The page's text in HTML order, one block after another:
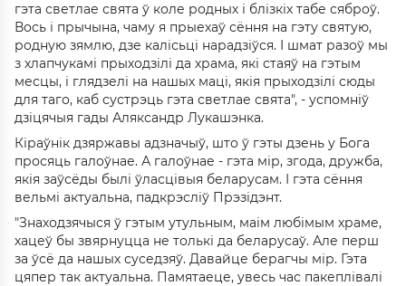
гэта светлае свята ў коле родных і блізкіх табе сяброў.
Вось і прычына, чаму я прыехаў сёння на гэту святую,
родную зямлю, дзе калісьці нарадзіўся. І шмат разоў мы
з хлапчукамі прыходзілі да храма, які стаяў на гэтым
месцы, і глядзелі на нашых маці, якія прыходзілі сюды
для таго, каб сустрэць гэта светлае свята", - успомніў
дзіцячыя гады Аляксандр Лукашэнка.
Кіраўнік дзяржавы адзначыў, што ў гэты дзень у Бога
просяць галоўнае. А галоўнае - гэта мір, згода, дружба,
якія заўсёды былі ўласцівыя беларусам. І гэта сёння
вельмі актуальна, падкрэсліў Прэзідэнт.
"Знаходзячыся ў гэтым утульным, маім любімым храме,
хацеў бы звярнуцца не толькі да беларусаў. Але перш
за ўсё да нашых суседзяў. Давайце берагчы мір. Гэта
цяпер так актуальна. Памятаеце, увесь час пакеплівалі